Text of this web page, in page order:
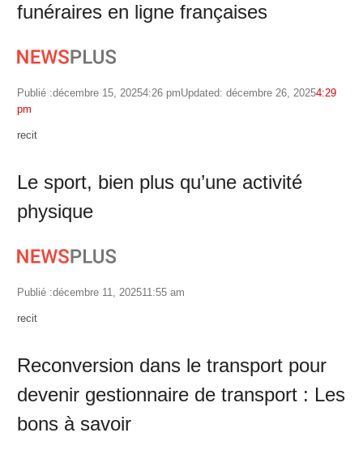
funéraires en ligne françaises
Publié :décembre 15, 20254:26 pmUpdated: décembre 26, 20254:29
pm
Author
recit
Le sport, bien plus qu’une activité
physique
Publié :décembre 11, 202511:55 am
Author
recit
Reconversion dans le transport pour
devenir gestionnaire de transport : Les
bons à savoir